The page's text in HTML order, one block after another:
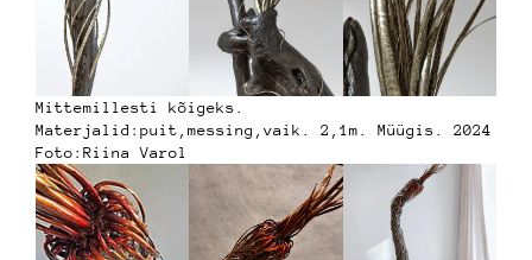
Mittemillesti kõigeks.
Materjalid:puit,messing,vaik. 2,1m. Müügis. 2024
Foto:Riina Varol